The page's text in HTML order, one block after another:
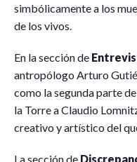
simbólicamente a los
de los vivos.
En la sección de
antropólogo Arturo
como la segunda parte
la Torre a Claudio
creativo y artístico del
La sección de